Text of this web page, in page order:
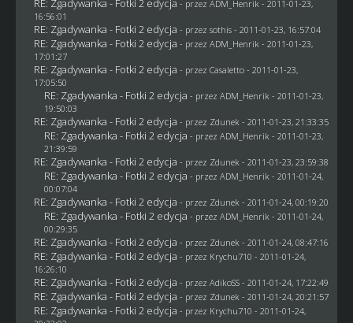
RE: Zgadywanka - Fotki 2 edycja - przez ADM_Henrik - 2011-01-23,
16:56:01
RE: Zgadywanka - Fotki 2 edycja - przez sothis- 2011-01-23, 16:57:04
RE: Zgadywanka - Fotki 2 edycja - przez ADM_Henrik - 2011-01-23,
17:01:27
RE: Zgadywanka - Fotki 2 edycja - przez Casaletto- 2011-01-23,
17:05:50
RE: Zgadywanka - Fotki 2 edycja - przez ADM_Henrik - 2011-01-23,
19:50:03
RE: Zgadywanka - Fotki 2 edycja - przez Zdunek - 2011-01-23, 21:33:35
RE: Zgadywanka - Fotki 2 edycja - przez ADM_Henrik - 2011-01-23,
21:39:59
RE: Zgadywanka - Fotki 2 edycja - przez Zdunek - 2011-01-23, 23:59:38
RE: Zgadywanka - Fotki 2 edycja - przez ADM_Henrik - 2011-01-24,
00:07:04
RE: Zgadywanka - Fotki 2 edycja - przez Zdunek - 2011-01-24, 00:19:20
RE: Zgadywanka - Fotki 2 edycja - przez ADM_Henrik - 2011-01-24,
00:29:35
RE: Zgadywanka - Fotki 2 edycja - przez Zdunek - 2011-01-24, 08:47:16
RE: Zgadywanka - Fotki 2 edycja - przez Krychu710 - 2011-01-24,
16:26:10
RE: Zgadywanka - Fotki 2 edycja - przez AdikoSS - 2011-01-24, 17:22:49
RE: Zgadywanka - Fotki 2 edycja - przez Zdunek - 2011-01-24, 20:21:57
RE: Zgadywanka - Fotki 2 edycja - przez Krychu710 - 2011-01-24,